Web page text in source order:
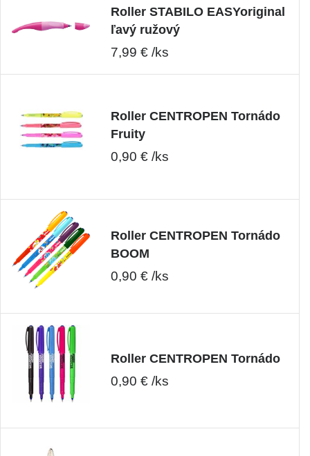
Roller STABILO EASYoriginal
ľavý ružový
7,99 € /ks
Roller CENTROPEN Tornádo
Fruity
0,90 € /ks
Roller CENTROPEN Tornádo
BOOM
0,90 € /ks
Roller CENTROPEN Tornádo
0,90 € /ks